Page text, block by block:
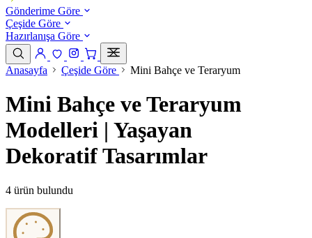
Gönderime Göre
Çeşide Göre
Hazırlanışa Göre
Anasayfa Çeşide Göre Mini Bahçe ve Teraryum
Mini Bahçe ve Teraryum
Modelleri | Yaşayan
Dekoratif Tasarımlar
4 ürün bulundu